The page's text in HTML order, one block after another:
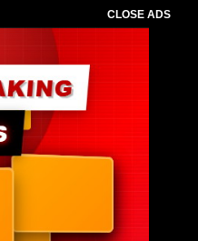
CLOSE ADS